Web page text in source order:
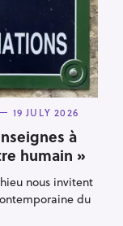
19 JULY 2026
à
humain »
nous invitent
du